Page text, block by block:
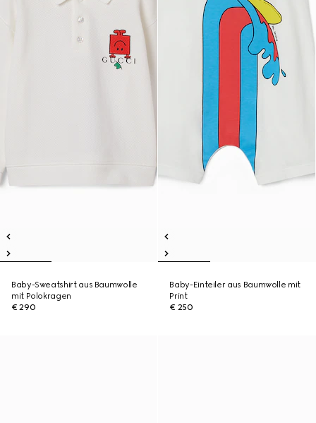
Baby-Sweatshirt aus Baumwolle
mit Polokragen
€ 290
Baby-Einteiler aus Baumwolle mit
Print
€ 250